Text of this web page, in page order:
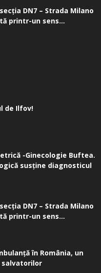
DN7 – Strada Milano
printr-un sens...
de Ilfov!
-Ginecologie Buftea.
susţine diagnosticul
DN7 – Strada Milano
printr-un sens...
în România, un